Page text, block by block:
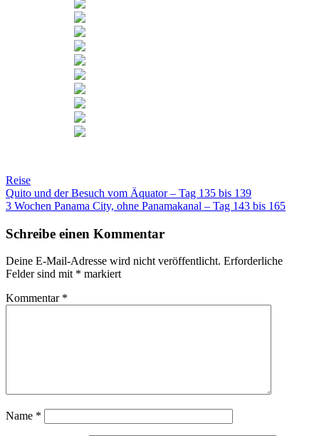
Reise
Beitragsnavigation
Quito und der Besuch vom Äquator – Tag 135 bis 139
3 Wochen Panama City, ohne Panamakanal – Tag 143 bis 165
Schreibe einen Kommentar
Deine E-Mail-Adresse wird nicht veröffentlicht. Erforderliche
Felder sind mit * markiert
Kommentar *
Name *